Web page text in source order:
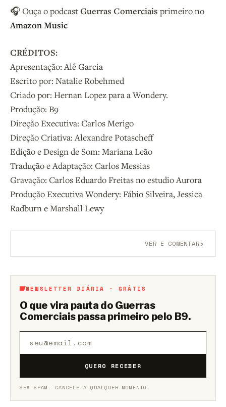
🎧 Ouça o podcastGuerras Comerciais primeiro no
Amazon Music
CRÉDITOS:
Apresentação: Alê Garcia
Escrito por: Natalie Robehmed
Criado por: Hernan Lopez para a Wondery.
Produção: B9
Direção Executiva: Carlos Merigo
Direção Criativa: Alexandre Potascheff
Edição e Design de Som: Mariana Leão
Tradução e Adaptação: Carlos Messias
Gravação: Carlos Eduardo Freitas no estudio Aurora
Produção Executiva Wondery: Fábio Silveira, Jessica
Radburn e Marshall Lewy
VER E COMENTAR›
NEWSLETTER DIÁRIA · GRÁTIS
O que vira pauta do Guerras
Comerciais passa primeiro pelo B9.
QUERO RECEBER
SEM SPAM. CANCELE A QUALQUER MOMENTO.